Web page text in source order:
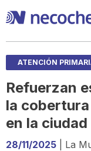
ATENCIÓN
Refuerzan
la
en la ciudad
28/11/2025 | La